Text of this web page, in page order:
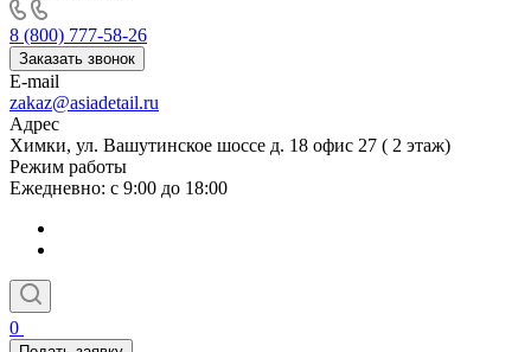
8 (800) 777-58-26
Заказать звонок
E-mail
zakaz@asiadetail.ru
Адрес
Химки, ул. Вашутинское шоссе д. 18 офис 27 ( 2 этаж)
Режим работы
Ежедневно: с 9:00 до 18:00
0